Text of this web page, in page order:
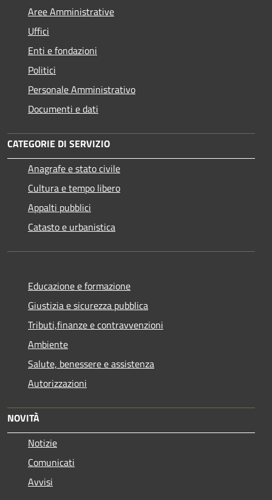
Aree Amministrative
Uffici
Enti e fondazioni
Politici
Personale Amministrativo
Documenti e dati
CATEGORIE DI SERVIZIO
Anagrafe e stato civile
Cultura e tempo libero
Appalti pubblici
Catasto e urbanistica
Educazione e formazione
Giustizia e sicurezza pubblica
Tributi,finanze e contravvenzioni
Ambiente
Salute, benessere e assistenza
Autorizzazioni
NOVITÀ
Notizie
Comunicati
Avvisi